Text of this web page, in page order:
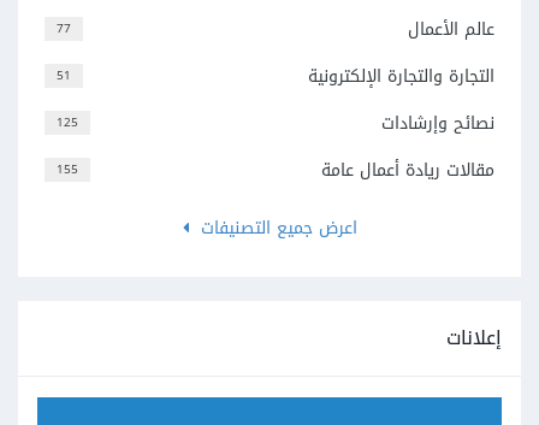
77 عالم الأعمال
51 التجارة والتجارة الإلكترونية
125 نصائح وإرشادات
155
مقالات ريادة أعمال عامة
اعرض جميع التصنيفات
إعلانات